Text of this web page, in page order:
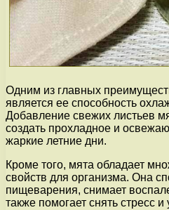
Одним из главных
является ее способность
Добавление свежих листьев
создать прохладное и
жаркие летние дни.
Кроме того, мята обладает
свойств для организма. Она
пищеварения, снимает
также помогает снять стресс